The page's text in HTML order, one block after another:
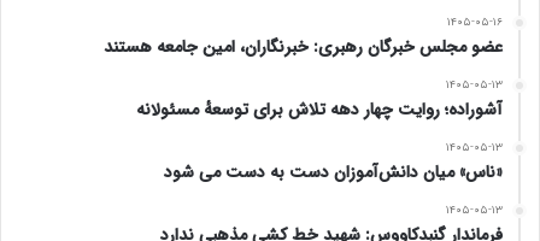
تکبر آنها را از یاد خدا و انجام اعمال صالح بازدارد. رفتار
دولتمردان همواره زیر نظر افکار عمومی است و باید به
شکایات آنها رسیدگی کرده و در جهت حل آنها تلاش
کنی.باید به جای ذخیره مال و کسب عنوان، برای روز
آخرت خود به دنبال انجام عمل صالح باشید و بدانی که
۱۴۰۵-۰۵-۱۶
عضو مجلس خبرگان رهبری: خبرنگاران، امین جامعه هستند
۱۴۰۵-۰۵-۱۳
آشوراده؛ روایت چهار دهه تلاش برای توسعهٔ مسئولانه
۱۴۰۵-۰۵-۱۳
«ناس» میان دانش‌آموزان دست به دست می شود
۱۴۰۵-۰۵-۱۳
فرماندار گنبدکاووس: شهید خط کشی مذهبی ندارد